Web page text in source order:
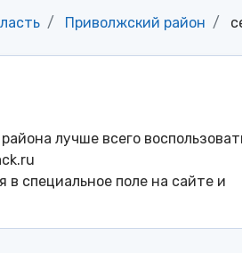
Приволжский район
лучше всего
специальное поле на сайте и